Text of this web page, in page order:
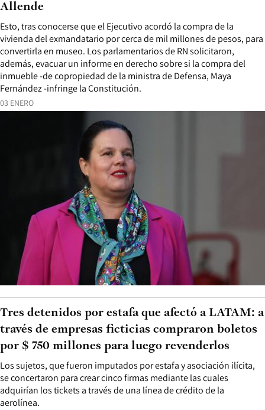
03 ENERO
Esto, tras conocerse que el Ejecutivo acordó la compra de la
vivienda del exmandatario por cerca de mil millones de pesos, para
convertirla en museo. Los parlamentarios de RN solicitaron,
además, evacuar un informe en derecho sobre si la compra del
inmueble -de copropiedad de la ministra de Defensa, Maya
Fernández -infringe la Constitución.
Allende
Los sujetos, que fueron imputados por estafa y asociación ilícita,
se concertaron para crear cinco firmas mediante las cuales
adquirían los tickets a través de una línea de crédito de la
aerolínea.
Tres detenidos por estafa que afectó a LATAM: a
través de empresas ficticias compraron boletos
por $ 750 millones para luego revenderlos